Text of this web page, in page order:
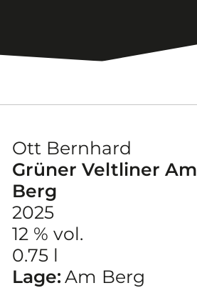
Ott Bernhard
Grüner Veltliner Am
Berg
2025
12 % vol.
0.75 l
Lage: Am Berg